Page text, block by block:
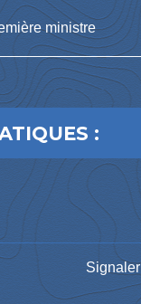
ministre
: